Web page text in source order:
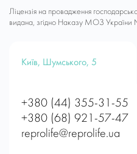
Ліцензія на провадження
видана, згідно Наказу МОЗ
Київ, Шумського, 5
+380 (44) 355-31-55
+380 (68) 921-57-47
reprolife@reprolife.ua